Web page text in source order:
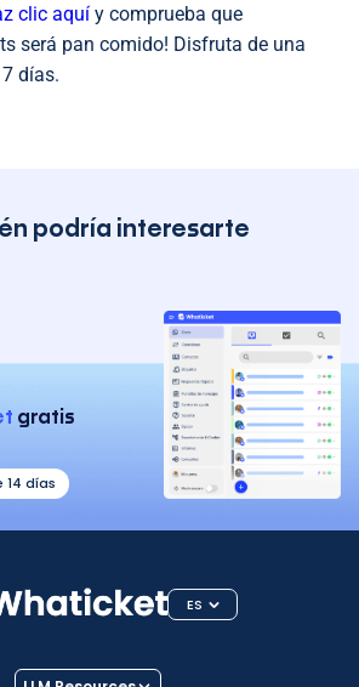
clic aquí y comprueba que
será pan comido! Disfruta de una
días.
podría interesarte
gratis
14 días
ES